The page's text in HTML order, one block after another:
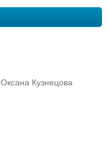
Оксана Кузнецова